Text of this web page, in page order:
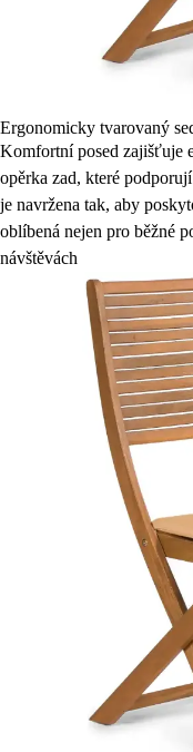
Ergonomicky tvarovaný
Komfortní posed zajišťuje
opěrka zad, které
je navržena tak, aby
oblíbená nejen pro běžné
návštěvách